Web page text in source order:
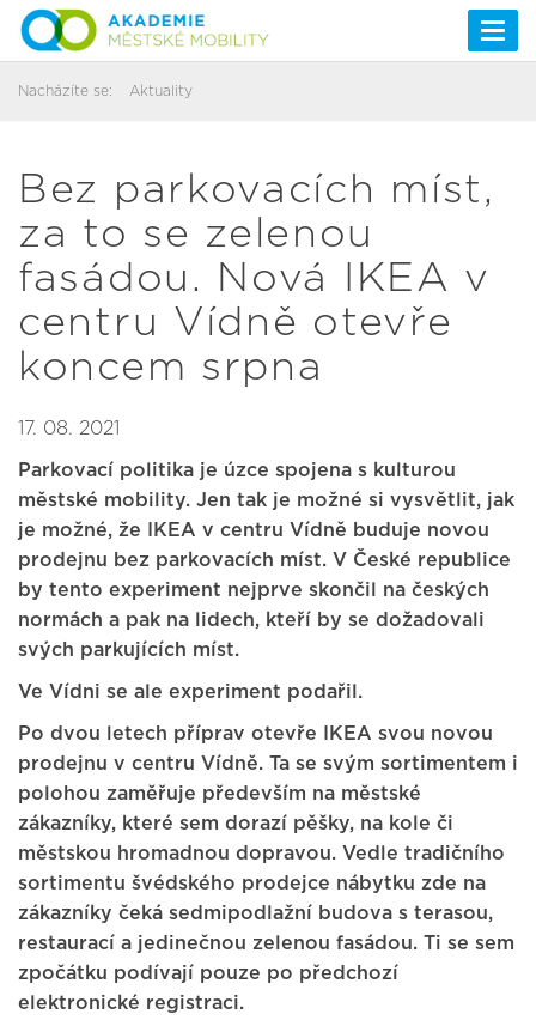
Nacházíte se: Aktuality
Bez parkovacích míst,
za to se zelenou
fasádou. Nová IKEA v
centru Vídně otevře
koncem srpna
17. 08. 2021
Parkovací politika je úzce spojena s kulturou
městské mobility. Jen tak je možné si vysvětlit, jak
je možné, že IKEA v centru Vídně buduje novou
prodejnu bez parkovacích míst. V České republice
by tento experiment nejprve skončil na českých
normách a pak na lidech, kteří by se dožadovali
svých parkujících míst.
Ve Vídni se ale experiment podařil.
Po dvou letech příprav otevře IKEA svou novou
prodejnu v centru Vídně. Ta se svým sortimentem i
polohou zaměřuje především na městské
zákazníky, které sem dorazí pěšky, na kole či
městskou hromadnou dopravou. Vedle tradičního
sortimentu švédského prodejce nábytku zde na
zákazníky čeká sedmipodlažní budova s terasou,
restaurací a jedinečnou zelenou fasádou. Ti se sem
zpočátku podívají pouze po předchozí
elektronické registraci.